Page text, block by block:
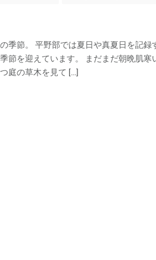
季節。 平野部では夏日や真夏日を記
節を迎えています。 まだまだ朝晩肌
庭の草木を見て […]